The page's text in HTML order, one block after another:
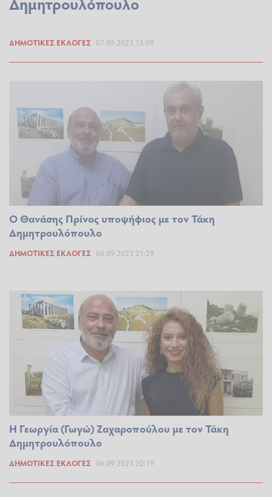
ΔΗΜΟΤΙΚΈΣ ΕΚΛΟΓΈΣ 07.09.2023 15:09
Ο Θανάσης Πρίνος υποψήφιος με τον Τάκη
Δημητρουλόπουλο
ΔΗΜΟΤΙΚΈΣ ΕΚΛΟΓΈΣ 06.09.2023 21:29
Η Γεωργία (Γωγώ) Ζαχαροπούλου με τον Τάκη
Δημητρουλόπουλο
ΔΗΜΟΤΙΚΈΣ ΕΚΛΟΓΈΣ 06.09.2023 20:19